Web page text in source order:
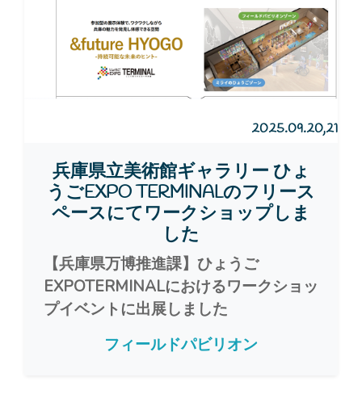
2025.09.20,21
兵庫県立美術館ギャラリー ひょ
うごEXPO TERMINALのフリース
ペースにてワークショップしま
した
【兵庫県万博推進課】ひょうご
EXPOTERMINALにおけるワークショッ
プイベントに出展しました
フィールドパビリオン